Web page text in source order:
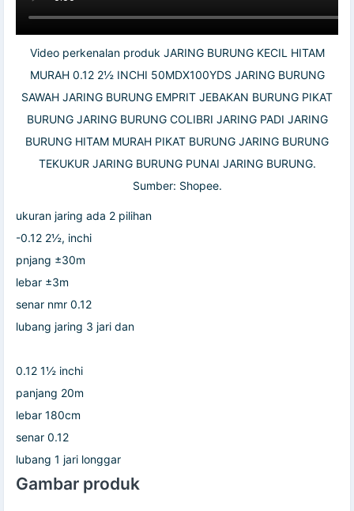
Video perkenalan produk JARING BURUNG KECIL HITAM
MURAH 0.12 2½ INCHI 50MDX100YDS JARING BURUNG
SAWAH JARING BURUNG EMPRIT JEBAKAN BURUNG PIKAT
BURUNG JARING BURUNG COLIBRI JARING PADI JARING
BURUNG HITAM MURAH PIKAT BURUNG JARING BURUNG
TEKUKUR JARING BURUNG PUNAI JARING BURUNG.
Sumber: Shopee.
ukuran jaring ada 2 pilihan
-0.12 2½, inchi
pnjang ±30m
lebar ±3m
senar nmr 0.12
lubang jaring 3 jari dan
0.12 1½ inchi
panjang 20m
lebar 180cm
senar 0.12
lubang 1 jari longgar
Gambar produk